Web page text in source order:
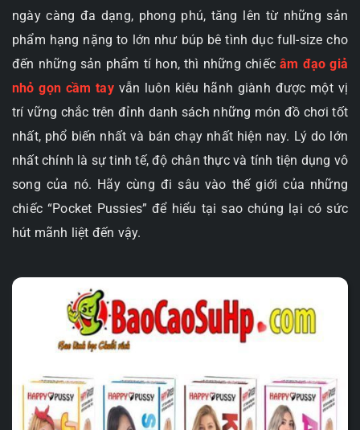
ngày càng đa dạng, phong phú, tăng lên từ những sản
phẩm hạng nặng to lớn như búp bê tình dục full-size cho
đến những sản phẩm tí hon, thì những chiếcâm đạo giả
nhỏ gọn cầm tayvẫn luôn kiêu hãnh giành được một vị
trí vững chắc trên đỉnh danh sách những món đồ chơi tốt
nhất, phổ biến nhất và bán chạy nhất hiện nay. Lý do lớn
nhất chính là sự tinh tế, độ chân thực và tính tiện dụng vô
song của nó. Hãy cùng đi sâu vào thế giới của những
chiếc “Pocket Pussies” để hiểu tại sao chúng lại có sức
hút mãnh liệt đến vậy.